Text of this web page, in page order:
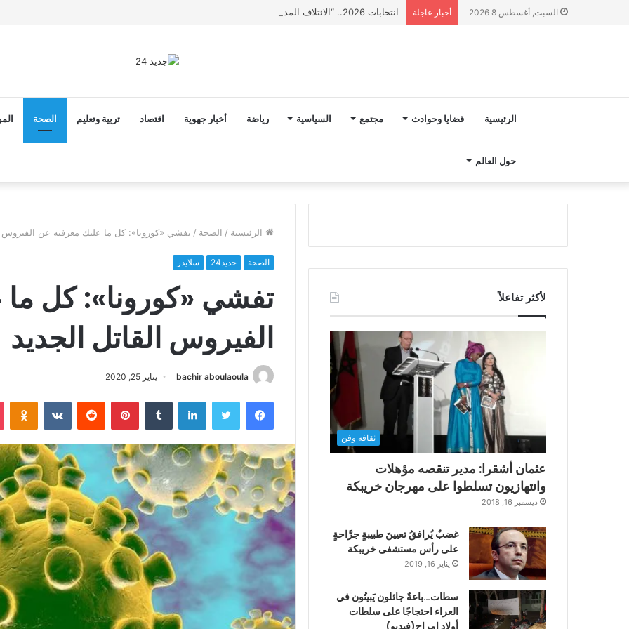
السبت, أغسطس 8 2026 أخبار عاجلة انتخابات 2026.. “الائتلاف المدني من أجل الجبل” يرفع عشرة مطالب أمام الأحزاب لإنصاف المناطق الجبلية
الرئيسية قضايا وحوادث مجتمع السياسية رياضة أخبار جهوية اقتصاد تربية وتعليم الصحة
حول العالم
الرئيسية / الصحة / تفشي «كورونا»: كل ما عليك معرفته عن الفيروس
الصحة جديد24 سلايدر
تفشي «كورونا»: كل
الفيروس القاتل الجديد
bachir aboulaoula يناير 25, 2020
فيسبوك تويتر لينكدإن بينتيريست
لأكثر تفاعلاً
ثقافة وفن
عثمان أشقرا: مدير تنقصه مؤهلات
وانتهازيون تسلطوا على مهرجان خريبكة
ديسمبر 16, 2018
غضبٌ يُرافقُ تعيينَ طبيبةٍ جرَّاحةٍ
على رأس مستشفى خريبكة
يناير 16, 2019
سطات…باعةٌ جائلون يَبيتُون في
العراء احتجاجًا على سلطات
أولاد امراح(فيديو)